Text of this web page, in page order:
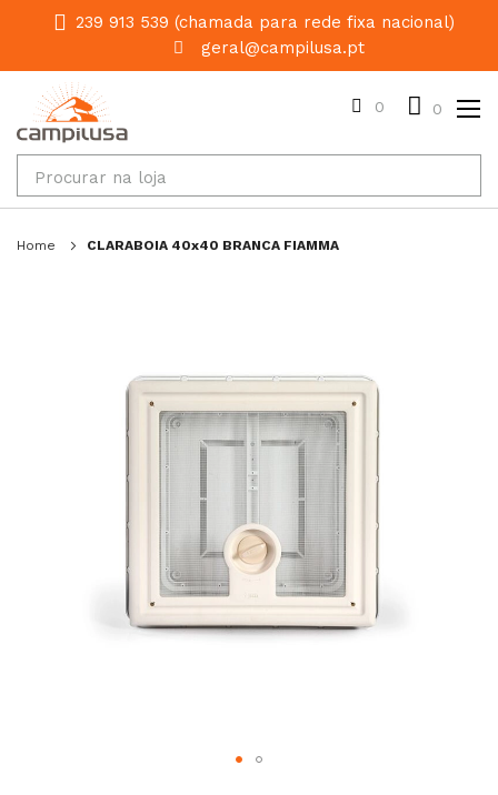
239 913 539 (chamada para rede fixa nacional)
geral@campilusa.pt
0 0
Home CLARABOIA 40x40 BRANCA FIAMMA